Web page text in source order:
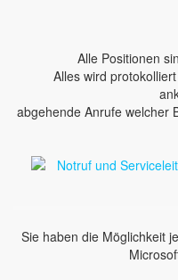
Alle Positionen
Alles wird
abgehende Anrufe welcher
Sie haben die Möglichkeit